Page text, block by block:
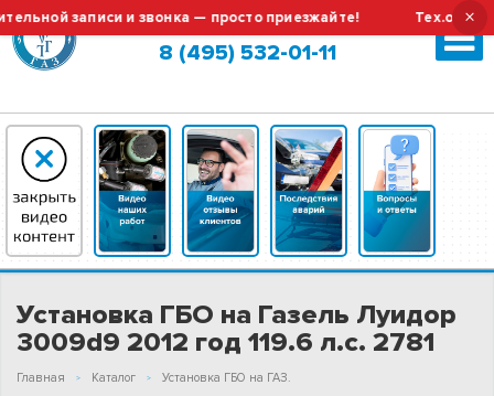
записи и звонка — просто приезжайте! ×
Москва (сменить город?)
8 (495) 532-01-11
Установка ГБО на Газель Луидор
3009d9 2012 год 119.6 л.с. 2781
Главная Каталог
Установка ГБО на ГАЗ.